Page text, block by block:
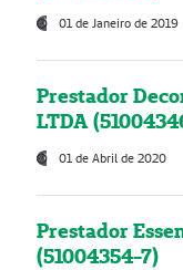
01 de Janeiro de 2019
Prestador
LTDA
01 de Abril de 2020
Prestador
(51004354-7)